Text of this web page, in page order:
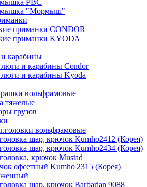
"Мормыш"
приманки CONDOR
приманки KYODA
карабины
и карабины Condor
и карабины Kyoda
вольфрамовые
тяжелые
грузов
вольфрамовые
шар, крючок Kumho2412 (Корея)
шар, крючок Kumho2434 (Корея)
крючок Mustad
офсетный Kumho 2315 (Корея)
шар, крючок Barbarian 9088